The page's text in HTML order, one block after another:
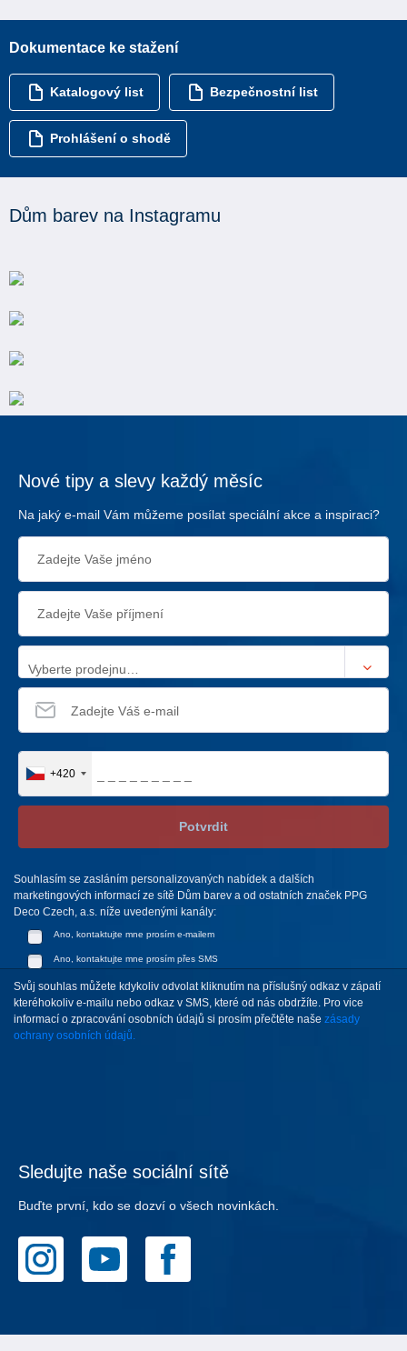
Dokumentace ke stažení
Katalogový list Bezpečnostní list
Prohlášení o shodě
Dům barev na Instagramu
Nové tipy a slevy každý měsíc
Na jaký e-mail Vám můžeme posílat speciální akce a inspiraci?
Vyberte prodejnu…
+420
Potvrdit
Souhlasím se zasláním personalizovaných nabídek a dalších
marketingových informací ze sítě Dům barev a od ostatních značek PPG
Deco Czech, a.s. níže uvedenými kanály:
Ano, kontaktujte mne prosím e-mailem
Ano, kontaktujte mne prosím přes SMS
Svůj souhlas můžete kdykoliv odvolat kliknutím na příslušný odkaz v zápatí
kteréhokoliv e-mailu nebo odkaz v SMS, které od nás obdržíte. Pro vice
informací o zpracování osobních údajů si prosím přečtěte naše zásady
ochrany osobních údajů.
Sledujte naše sociální sítě
Buďte první, kdo se dozví o všech novinkách.